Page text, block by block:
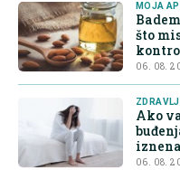
MOJA
što
06. 08.
Ako
06. 08.